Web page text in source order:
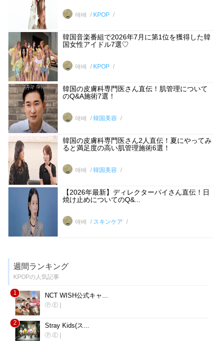
애배 KPOP
韓国音楽番組で2026年7月に第1位を獲得した韓
国女性アイドル7選♡
애배 KPOP
韓国の皮膚科専門医さん直伝！肌管理について
のQ&A施術7選！
애배 韓国美容
韓国の皮膚科専門医さん2人直伝！夏にやってみ
ると満足度の高い肌管理施術6選！
애배 韓国美容
【2026年最新】ディレクターパイさん直伝！日
焼け止めについてのQ&...
애배 スキンケア
週間ランキング
KPOPの人気記事
1 NCT WISH公式キャ...
Ⓟ.Ⓔ
2 Stray Kids(ス...
Ⓟ.Ⓔ